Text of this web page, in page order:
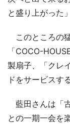
と盛り上がった
このところの
「COCO-
製扇子、「クレ
ドをサービスする
藍田さんは「
との一期一会を